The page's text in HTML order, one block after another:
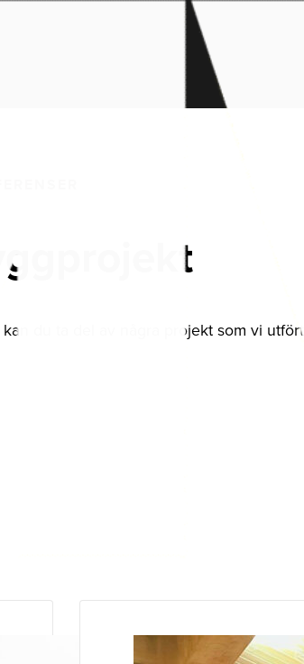
du ta del av några projekt som vi utfört.